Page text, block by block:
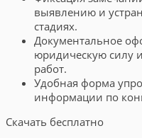
выявлению и
стадиях.
Документальное
юридическую силу
работ.
Удобная форма
информации по
Скачать бесплатно